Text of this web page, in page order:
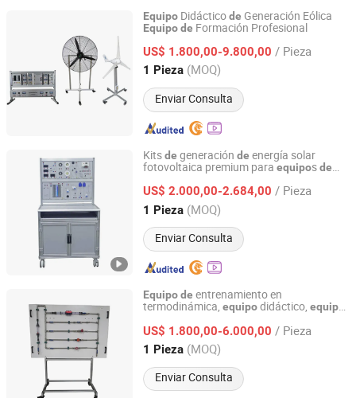
Equipo Didácticode Generación Eólica
Equipode Formación Profesional
US$ 1.800,00-9.800,00 / Pieza
1 Pieza (MOQ)
Enviar Consulta
Jinan Should Shine Didactic Equipment Co., Ltd.
Shandong, China Desde 2013
Kitsde generación de energía solar
fotovoltaica premium para equiposde
US$ 2.000,00-2.684,00 / Pieza
1 Pieza (MOQ)
Enviar Consulta
Peigao Technology (Guangzhou) Co., Ltd.
Guangdong, China Desde 2025
Equipode entrenamiento en
termodinámica, equipodidáctico, equipo
transferenciadecalor
US$ 1.800,00-6.000,00 / Pieza
1 Pieza (MOQ)
Enviar Consulta
Jinan Should Shine Didactic Equipment Co., Ltd.
Shandong, China Desde 2013